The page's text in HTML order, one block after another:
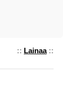
:: Lainaa::